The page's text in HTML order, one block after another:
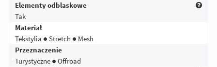
Elementy odblaskowe
Tak
Materiał
Tekstylia ● Stretch ● Mesh
Przeznaczenie
Turystyczne ● Offroad